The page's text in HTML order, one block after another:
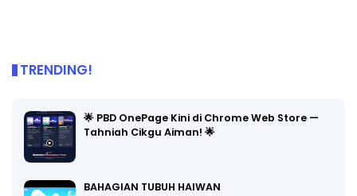
TRENDING!
🌟 PBD OnePage Kini di Chrome Web Store —
Tahniah Cikgu Aiman! 🌟
BAHAGIAN TUBUH HAIWAN